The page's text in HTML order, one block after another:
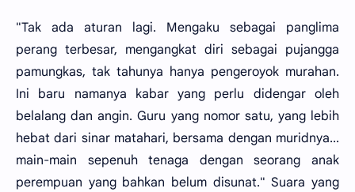
"Tak ada aturan lagi. Mengaku sebagai panglima
perang terbesar, mengangkat diri sebagai pujangga
pamungkas, tak tahunya hanya pengeroyok murahan.
Ini baru namanya kabar yang perlu didengar oleh
belalang dan angin. Guru yang nomor satu, yang lebih
hebat dari sinar matahari, bersama dengan muridnya...
main-main sepenuh tenaga dengan seorang anak
perempuan yang bahkan belum disunat." Suara yang